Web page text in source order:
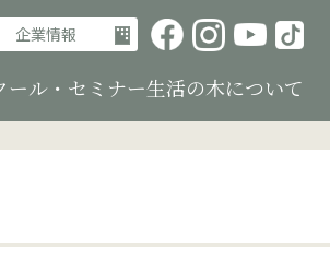
ール・セミナー生活の木について
企業情報